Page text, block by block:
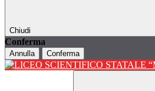
Chiudi
Conferma
Annulla Conferma